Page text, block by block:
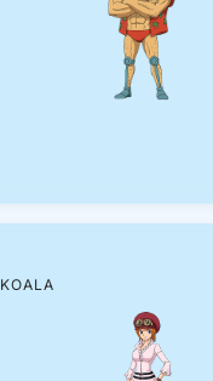
KOALA